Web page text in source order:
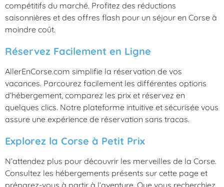
compétitifs du marché. Profitez des réductions
saisonnières et des offres flash pour un séjour en Corse à
moindre coût.
Réservez Facilement en Ligne
AllerEnCorse.com simplifie la réservation de vos
vacances. Parcourez facilement les différentes options
d’hébergement, comparez les prix et réservez en
quelques clics. Notre plateforme intuitive et sécurisée vous
assure une expérience de réservation sans tracas.
Explorez la Corse à Petit Prix
N’attendez plus pour découvrir les merveilles de la Corse.
Consultez les hébergements présents sur cette page et